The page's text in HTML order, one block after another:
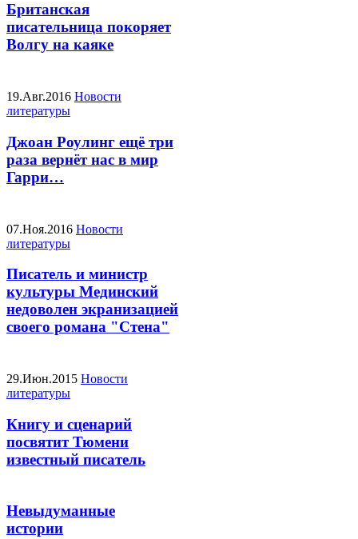
Британская
писательница покоряет
Волгу на каяке
19.Авг.2016 Новости
литературы
Джоан Роулинг ещё три
раза вернёт нас в мир
Гарри…
07.Ноя.2016 Новости
литературы
Писатель и министр
культуры Мединский
недоволен экранизацией
своего романа "Стена"
29.Июн.2015 Новости
литературы
Книгу и сценарий
посвятит Тюмени
известный писатель
Невыдуманные
истории